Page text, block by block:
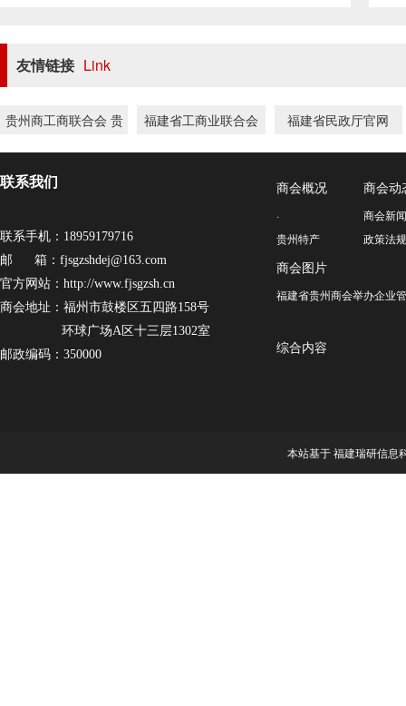
2025-09
友情链接 Link
贵州商工商联合会 贵
州省总商会
福建省工商业联合会
（总商会）
福建省民政厅官网
联系我们
联系手机：18959179716
邮 箱：fjsgzshdej@163.com
官方网站：http://www.fjsgzsh.cn
商会地址：福州市鼓楼区五四路158号
环球广场A区十三层1302室
邮政编码：350000
商会概况
·
贵州特产
商会动
商会新闻
政策法规
商会图片
福建省贵州商会举办企业
综合内容
本站基于 福建瑞研信息